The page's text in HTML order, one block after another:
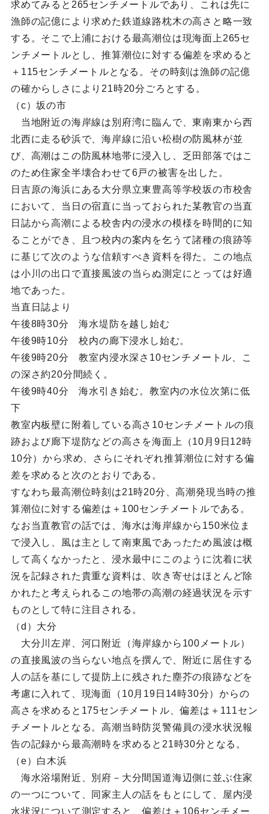
求めてみると265センチメートルであり、これは先に
漁師の記億により求めた鉄道線路枕木の高さと略一致
する。そこで上浦における最高潮位は現海面上265セ
ンチメートルとし、推算潮位に対する偏差を求めると
＋115センチメートルとなる。その時刻は漁師の記億
の確からしさにより21時20分ごろとする。
（c）坂の市
当地附近の海岸線は別府湾に臨んで、東南東から西
北西に走る砂浜で、海岸線に沿い松樹の防風林が並
び、高潮はこの防風林地帯に浸入し、乏田部落ではこ
のため住家全半壊合わせて6戸の被害を出した。
日吉原の海浜にある大分県立東豊高等学校坂の市校舎
において、当日の宿直に当っておられた某教官の当直
日誌から高潮による校舎内の浸水の模様を時間的に知
ることができ、且つ校内の案内を乞うて諸種の痕跡等
に基じて次のような信頼すべき資料を得た。この地点
は小川の出口で直接風波の当らぬ測定にとっては好適
地であった。
当直日誌より
午後8時30分 海水堤防を越し始む
午後9時10分 校内の廊下浸水し始む。
午後9時20分 教室内浸水深さ10センチメートル、こ
の深さ約20分間続く。
午後9時40分 海水引き始む。教室内の水位次第に低
下
教室内板壁に附着している高さ10センチメートルの痕
跡および廊下堤防などの高さを海面上（10月9日12時
10分）から求め、さらにそれぞれ推算潮位に対する偏
差を求めると次のとおりである。
すなわち最高潮位時刻は21時20分、高潮発現当時の推
算潮位に対する偏差は＋100センチメートルである。
なお当直教官の話では、海水は海岸線から150米位ま
で浸入し、風は主として南東風であったため風波は概
して高くなかったと、浸水最中にこのように沈着に状
況を記録された貴重な資料は、吹き寄せはほとんど除
かれたと考えられるこの地帯の高潮の経過状況を示す
ものとして特に注目される。
（d）大分
大分川左岸、河口附近（海岸線から100メートル）
の直接風波の当らない地点を撰んで、附近に居住する
人の話を基にして提防上に残された塵芥の痕跡などを
考慮に入れて、現海面（10月19日14時30分）からの
高さを求めると175センチメートル、偏差は＋111セン
チメートルとなる。高潮当時防災警備員の浸水状況報
告の記録から最高潮時を求めると21時30分となる。
（e）白木浜
海水浴場附近、別府－大分間国道海辺側に並ぶ住家
の一つについて、同家主人の話をもとにして、屋内浸
水状況について測定すると、偏差は＋106センチメー